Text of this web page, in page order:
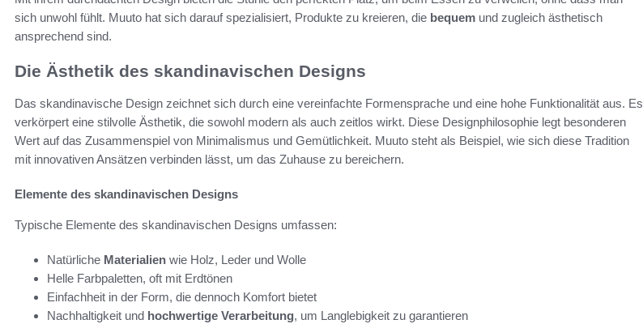
sich unwohl fühlt. Muuto hat sich darauf spezialisiert, Produkte zu kreieren, die bequem und zugleich ästhetisch
ansprechend sind.
Die Ästhetik des skandinavischen Designs
Das skandinavische Design zeichnet sich durch eine vereinfachte Formensprache und eine hohe Funktionalität aus. Es
verkörpert eine stilvolle Ästhetik, die sowohl modern als auch zeitlos wirkt. Diese Designphilosophie legt besonderen
Wert auf das Zusammenspiel von Minimalismus und Gemütlichkeit. Muuto steht als Beispiel, wie sich diese Tradition
mit innovativen Ansätzen verbinden lässt, um das Zuhause zu bereichern.
Elemente des skandinavischen Designs
Typische Elemente des skandinavischen Designs umfassen:
Natürliche Materialien wie Holz, Leder und Wolle
Helle Farbpaletten, oft mit Erdtönen
Einfachheit in der Form, die dennoch Komfort bietet
Nachhaltigkeit und hochwertige Verarbeitung, um Langlebigkeit zu garantieren